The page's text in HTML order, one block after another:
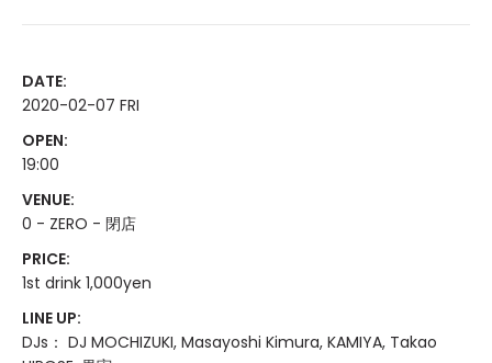
DATE:
2020-02-07 FRI
OPEN:
19:00
VENUE:
0 - ZERO - 閉店
PRICE:
1st drink 1,000yen
LINE UP:
DJs： DJ MOCHIZUKI, Masayoshi Kimura, KAMIYA, Takao